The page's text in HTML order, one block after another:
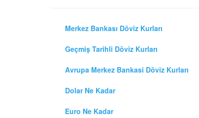
Merkez Bankası Döviz Kurları
Geçmiş Tarihli Döviz Kurları
Avrupa Merkez Bankasi Döviz Kurları
Dolar Ne Kadar
Euro Ne Kadar